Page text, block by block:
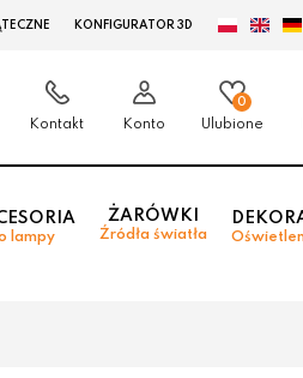
KONFIGURATOR 3D
Kontakt Konto
0
Ulubione
lampy
ŻARÓWKI
Źródła światła